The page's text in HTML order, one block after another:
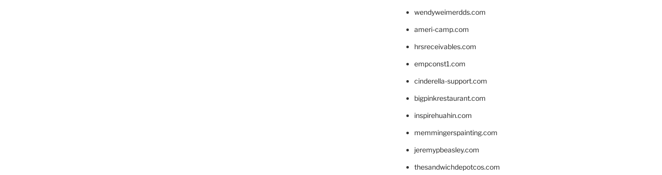
wendyweimerdds.com
ameri-camp.com
hrsreceivables.com
empconst1.com
cinderella-support.com
bigpinkrestaurant.com
inspirehuahin.com
memmingerspainting.com
jeremypbeasley.com
thesandwichdepotcos.com